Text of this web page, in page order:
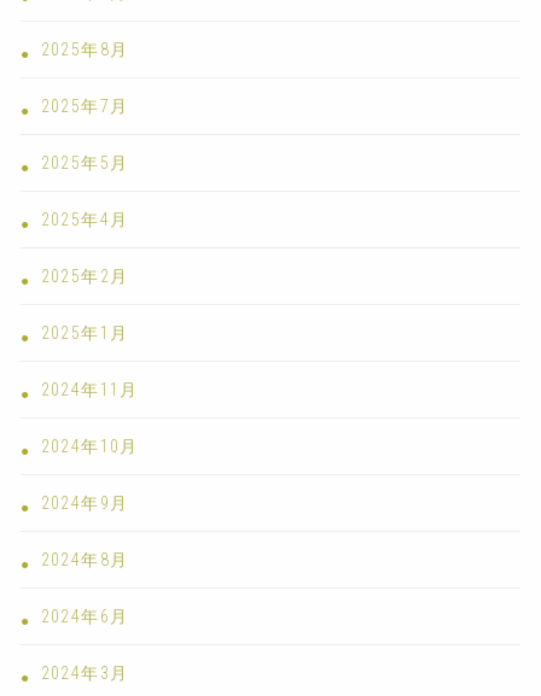
2025年8月
2025年7月
2025年5月
2025年4月
2025年2月
2025年1月
2024年11月
2024年10月
2024年9月
2024年8月
2024年6月
2024年3月